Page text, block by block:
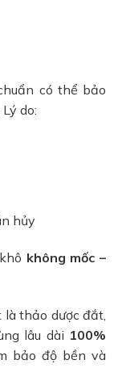
có thể bảo
do:
hủy
không mốc –
thảo dược đắt,
lâu dài 100%
bảo độ bền và